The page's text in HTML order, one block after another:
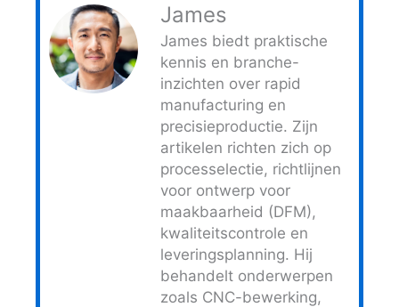
James
James biedt praktische
kennis en branche-
inzichten over rapid
manufacturing en
precisieproductie. Zijn
artikelen richten zich op
processelectie, richtlijnen
voor ontwerp voor
maakbaarheid (DFM),
kwaliteitscontrole en
leveringsplanning. Hij
behandelt onderwerpen
zoals CNC-bewerking,